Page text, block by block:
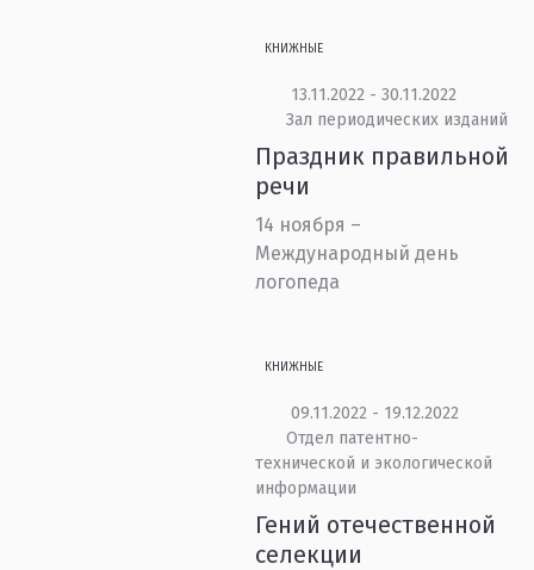
КНИЖНЫЕ
13.11.2022 - 30.11.2022
Зал периодических изданий
Праздник правильной
речи
14 ноября –
Международный день
логопеда
КНИЖНЫЕ
09.11.2022 - 19.12.2022
Отдел патентно-
технической и экологической
информации
Гений отечественной
селекции